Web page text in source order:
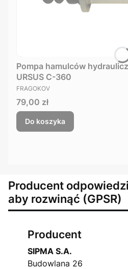
Pompa hamulców
URSUS C-360
PRODUCENT
FRAGOKOV
Cena
79,00 zł
Do koszyka
Producent
aby rozwinąć (GPSR)
Producent
SIPMA S.A.
Budowlana 26